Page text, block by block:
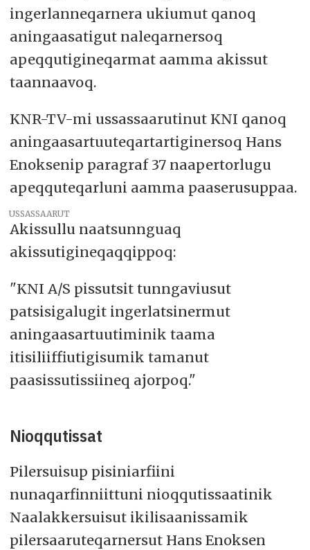
ingerlanneqarnera ukiumut qanoq
aningaasatigut naleqarnersoq
apeqqutigineqarmat aamma akissut
taannaavoq.
KNR-TV-mi ussassaarutinut KNI qanoq
aningaasartuuteqartartiginersoq Hans
Enoksenip paragraf 37 naapertorlugu
apeqquteqarluni aamma paaserusuppaa.
USSASSAARUT
Akissullu naatsunnguaq
akissutigineqaqqippoq:
"KNI A/S pissutsit tunngaviusut
patsisigalugit ingerlatsinermut
aningaasartuutiminik taama
itisiliiffiutigisumik tamanut
paasissutissiineq ajorpoq."
Nioqqutissat
Pilersuisup pisiniarfiini
nunaqarfinniittuni nioqqutissaatinik
Naalakkersuisut ikilisaanissamik
pilersaaruteqarnersut Hans Enoksen